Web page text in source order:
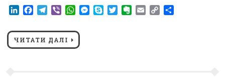
LinkedIn
Facebook
Telegram
ViberWhatsApp
Messenger
SkypeTwitterEvernote
EmailCopy
ЧИТАТИ ДАЛІ